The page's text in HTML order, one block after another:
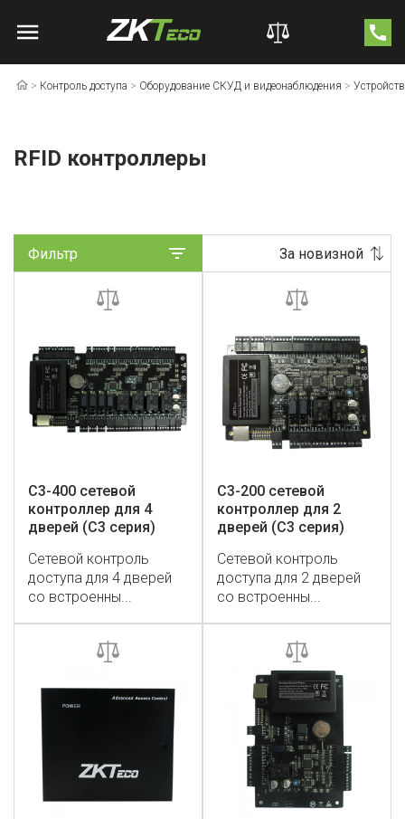
> Контроль доступа > Оборудование СКУД и видеонаблюдения >
RFID контроллеры
Фильтр За новизной
C3-400 сетевой
контроллер для 4
дверей (C3 серия)
Сетевой контроль
доступа для 4 дверей
со встроенны...
C3-200 сетевой
контроллер для 2
дверей (C3 серия)
Сетевой контроль
доступа для 2 дверей
со встроенны...